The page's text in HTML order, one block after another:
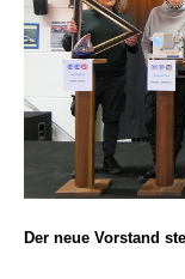
Der neue Vorstand